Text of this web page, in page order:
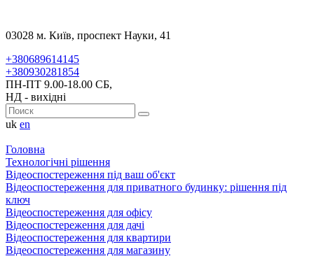
03028 м. Київ, проспект Науки, 41
+380689614145
+380930281854
ПН-ПТ 9.00-18.00 СБ,
НД - вихідні
uk en
Головна
Технологічні рішення
Відеоспостереження під ваш об'єкт
Відеоспостереження для приватного будинку: рішення під
ключ
Відеоспостереження для офісу
Відеоспостереження для дачі
Відеоспостереження для квартири
Відеоспостереження для магазину